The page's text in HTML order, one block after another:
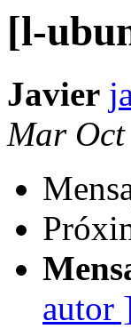
[l-
Javier
Mar
autor